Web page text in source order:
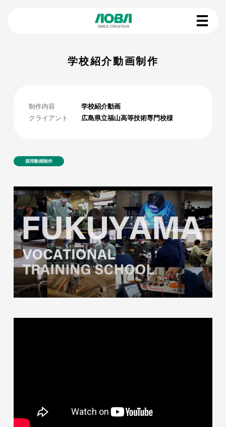
学校紹介動画制作
制作内容
学校紹介動画
クライアント
広島県立福山高等技術専門校様
採用動画制作